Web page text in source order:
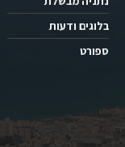
בלוגים ודעות
ספורט